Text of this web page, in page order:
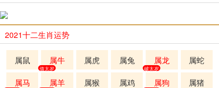
2021十二生肖运势
属鼠 属牛
值太岁
属虎 属兔 属龙
破太岁
属蛇
属马
属羊 属猴 属鸡 属狗 属猪